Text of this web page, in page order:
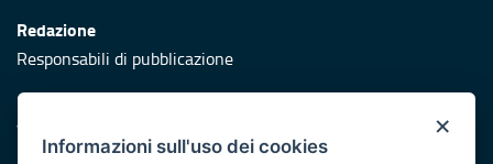
Redazione
Responsabili di pubblicazione
Protezione civile
Vai al sito di Protezione Civile Puglia
×
Informazioni sull'uso dei cookies